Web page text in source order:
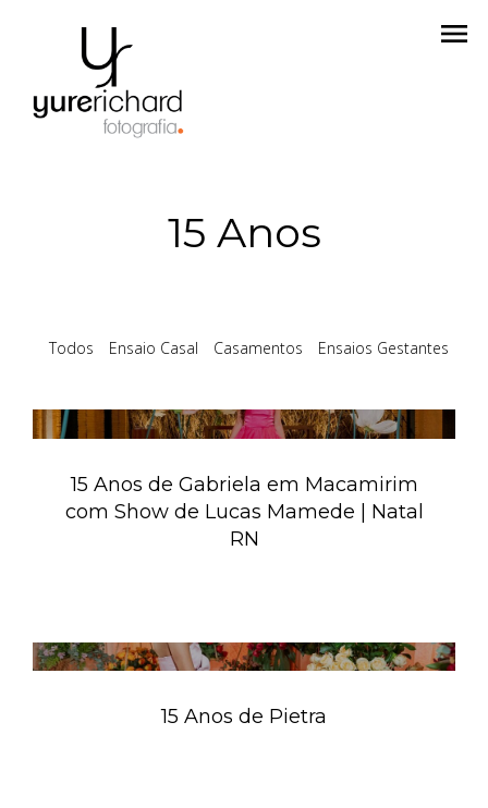
menu
15 Anos
Todos Ensaio Casal Casamentos Ensaios Gestantes
15 Anos de Gabriela em Macamirim
com Show de Lucas Mamede | Natal
RN
15 Anos de Pietra